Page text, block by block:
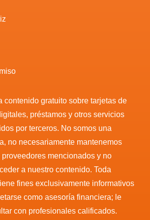
contenido gratuito sobre tarjetas de
préstamos y otros servicios
por terceros. No somos una
no necesariamente mantenemos
mencionados y no
a nuestro contenido. Toda
fines exclusivamente informativos
como asesoría financiera; le
con profesionales calificados.